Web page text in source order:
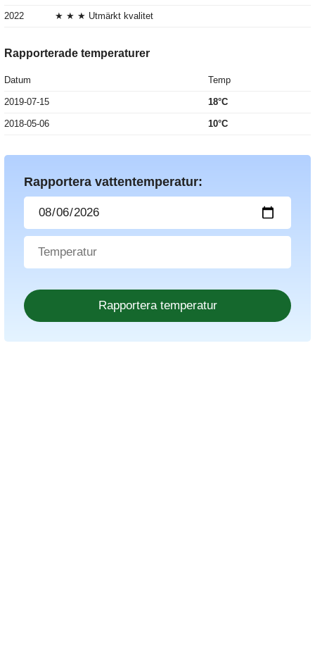
2022 ★ ★ ★ Utmärkt kvalitet
Rapporterade temperaturer
Datum Temp
2019-07-15 18°C
2018-05-06 10°C
Rapportera vattentemperatur: